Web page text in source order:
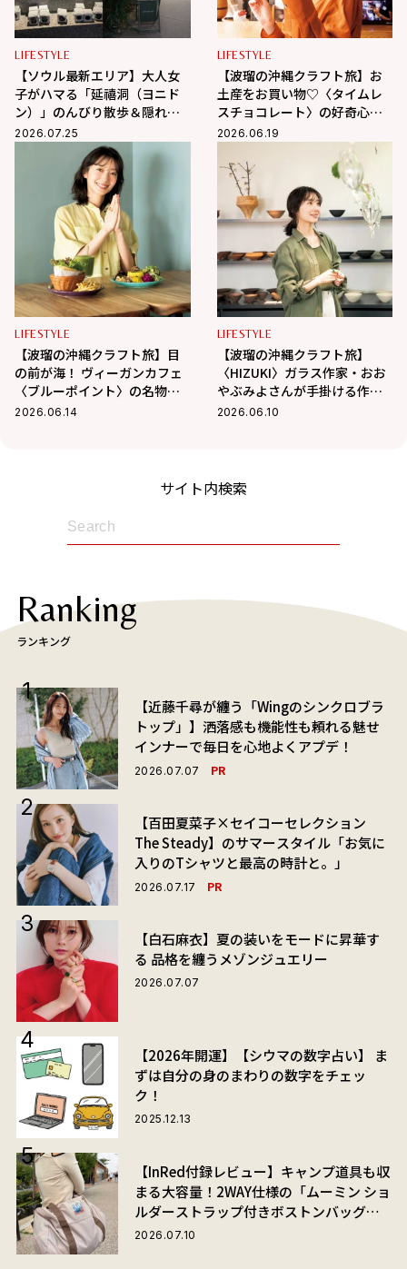
LIFESTYLE
【ソウル最新エリア】大人女
子がハマる「延禧洞（ヨニド
ン）」のんびり散歩＆隠れ家
カフェ巡り
2026.07.25
LIFESTYLE
【波瑠の沖縄クラフト旅】お
土産をお買い物♡〈タイムレ
スチョコレート〉の好奇心を
刺激するチョコに夢中！
2026.06.19
LIFESTYLE
【波瑠の沖縄クラフト旅】目
の前が海！ ヴィーガンカフェ
〈ブルーポイント〉の名物フ
ァラフェルサンドが絶品
2026.06.14
LIFESTYLE
【波瑠の沖縄クラフト旅】
〈HIZUKI〉ガラス作家・おお
やぶみよさんが手掛ける作品
にうっとり
2026.06.10
サイト内検索
Ranking
ランキング
【近藤千尋が纏う「Wingのシンクロブラ
トップ」】洒落感も機能性も頼れる魅せ
インナーで毎日を心地よくアプデ！
2026.07.07 PR
【百田夏菜子×セイコーセレクション
The Steady】のサマースタイル「お気に
入りのTシャツと最高の時計と。」
2026.07.17 PR
【白石麻衣】夏の装いをモードに昇華す
る 品格を纏うメゾンジュエリー
2026.07.07
【2026年開運】【シウマの数字占い】 ま
ずは自分の身のまわりの数字をチェッ
ク！
2025.12.13
【InRed付録レビュー】キャンプ道具も収
まる大容量！2WAY仕様の「ムーミン ショ
ルダーストラップ付きボストンバッグ」
が夏旅におすすめな理由
2026.07.10